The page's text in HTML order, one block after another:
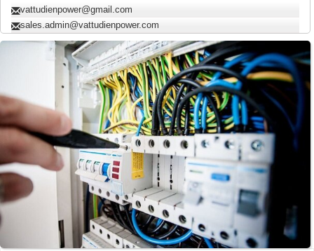
vattudienpower@gmail.com
sales.admin@vattudienpower.com